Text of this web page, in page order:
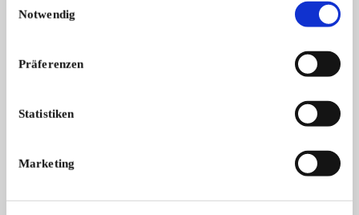
Notwendig
Präferenzen
Statistiken
Marketing
N
Sitzun
HTT
P-
kie
-YNID
om
um die Interaktion
Tage
P-